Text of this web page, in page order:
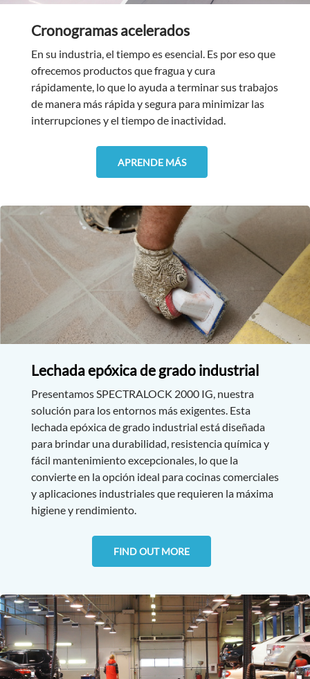
Cronogramas acelerados
En su industria, el tiempo es esencial. Es por eso que
ofrecemos productos que fragua y cura
rápidamente, lo que lo ayuda a terminar sus trabajos
de manera más rápida y segura para minimizar las
interrupciones y el tiempo de inactividad.
APRENDE MÁS
Lechada epóxica de grado industrial
Presentamos SPECTRALOCK 2000 IG, nuestra
solución para los entornos más exigentes. Esta
lechada epóxica de grado industrial está diseñada
para brindar una durabilidad, resistencia química y
fácil mantenimiento excepcionales, lo que la
convierte en la opción ideal para cocinas comerciales
y aplicaciones industriales que requieren la máxima
higiene y rendimiento.
FIND OUT MORE